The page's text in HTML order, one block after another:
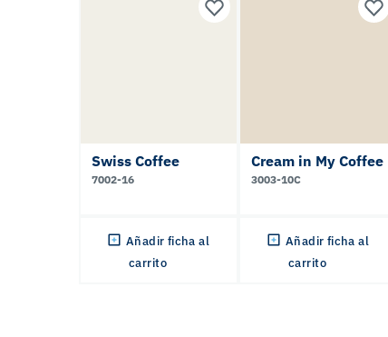
Swiss Coffee
7002-16
Añadir ficha al
carrito
Cream in My Coffee
3003-10C
Añadir ficha al
carrito